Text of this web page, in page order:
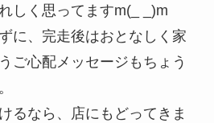
しく思ってますm(_ _)m
に、完走後はおとなしく家
ご心配メッセージもちょう
るなら、店にもどってきま